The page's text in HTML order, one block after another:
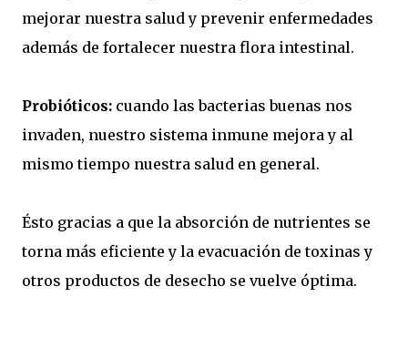
mejorar nuestra salud y prevenir enfermedades
además de fortalecer nuestra flora intestinal.
Probióticos: cuando las bacterias buenas nos
invaden, nuestro sistema inmune mejora y al
mismo tiempo nuestra salud en general.
Ésto gracias a que la absorción de nutrientes se
torna más eficiente y la evacuación de toxinas y
otros productos de desecho se vuelve óptima.